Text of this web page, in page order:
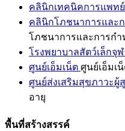
คลินิกเทคนิคการแพทย์
คลินิกโภชนาการและ
โภชนาการและการก
โรงพยาบาลสัตว์เล็กจุฬ
ศูนย์เอ็มเน็ต ศูนย์เอ็มเ
ศูนย์ส่งเสริมสุขภาวะผู้
อายุ
พื้นที่สร้างสรรค์